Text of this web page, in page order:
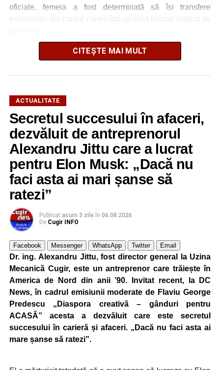
oficiale, femeia a fost determinată să își transfere
economiile din contul curent într-un cont bancar indicat de
La scurt timp după efectuarea transferului, femeia și-a dat
Poliția Orașului Cugir.
Intervenția rapidă a polițiștilor a făcut posibilă recuperarea
Cătălin Mihai, din cadrul Compartimentului de Investigații
Criminale, a desfășurat cu operativitate activitățile
specifice, sub supravegherea Parchetului de pe lângă
Judecătoria Alba Iulia.
Polițiștii au reușit să blocheze suma transferată și să
recupereze integral cei
68.989 de lei
restituiți persoanei vătămate.
Cercetările continuă sub aspectul săvârșirii infracțiunii de
Poliția avertizează: nu vă lăsați
convinși de documente trimise
online
Polițiștii atrag atenția că fotografiile unor legitimații sau
documente oficiale pot fi falsificate sau chiar generate cu
ajutorul inteligenței artificiale.
„Nu vă încredeți în «documentele» pe care aceștia vi
CITEȘTE MAI MULT
ACTUALITATE
Secretul succesului în afaceri,
dezvăluit de antreprenorul
Alexandru Jittu care a lucrat
pentru Elon Musk: „Dacă nu
faci asta ai mari șanse să
ratezi”
Publicat acum 3 zile în 06.08.2026
De Cugir INFO
Facebook Messenger WhatsApp Twitter Email
Dr. ing. Alexandru Jittu, fost director general la Uzina
Mecanică Cugir, este un antreprenor care trăiește în
America de Nord din anii ’90. Invitat recent, la DC
News, în cadrul emisiunii moderate de Flaviu George
Predescu „Diaspora creativă – gânduri pentru
ACASĂ” acesta a dezvăluit care este secretul
succesului în carieră și afaceri. „Dacă nu faci asta ai
mare șanse să ratezi”.